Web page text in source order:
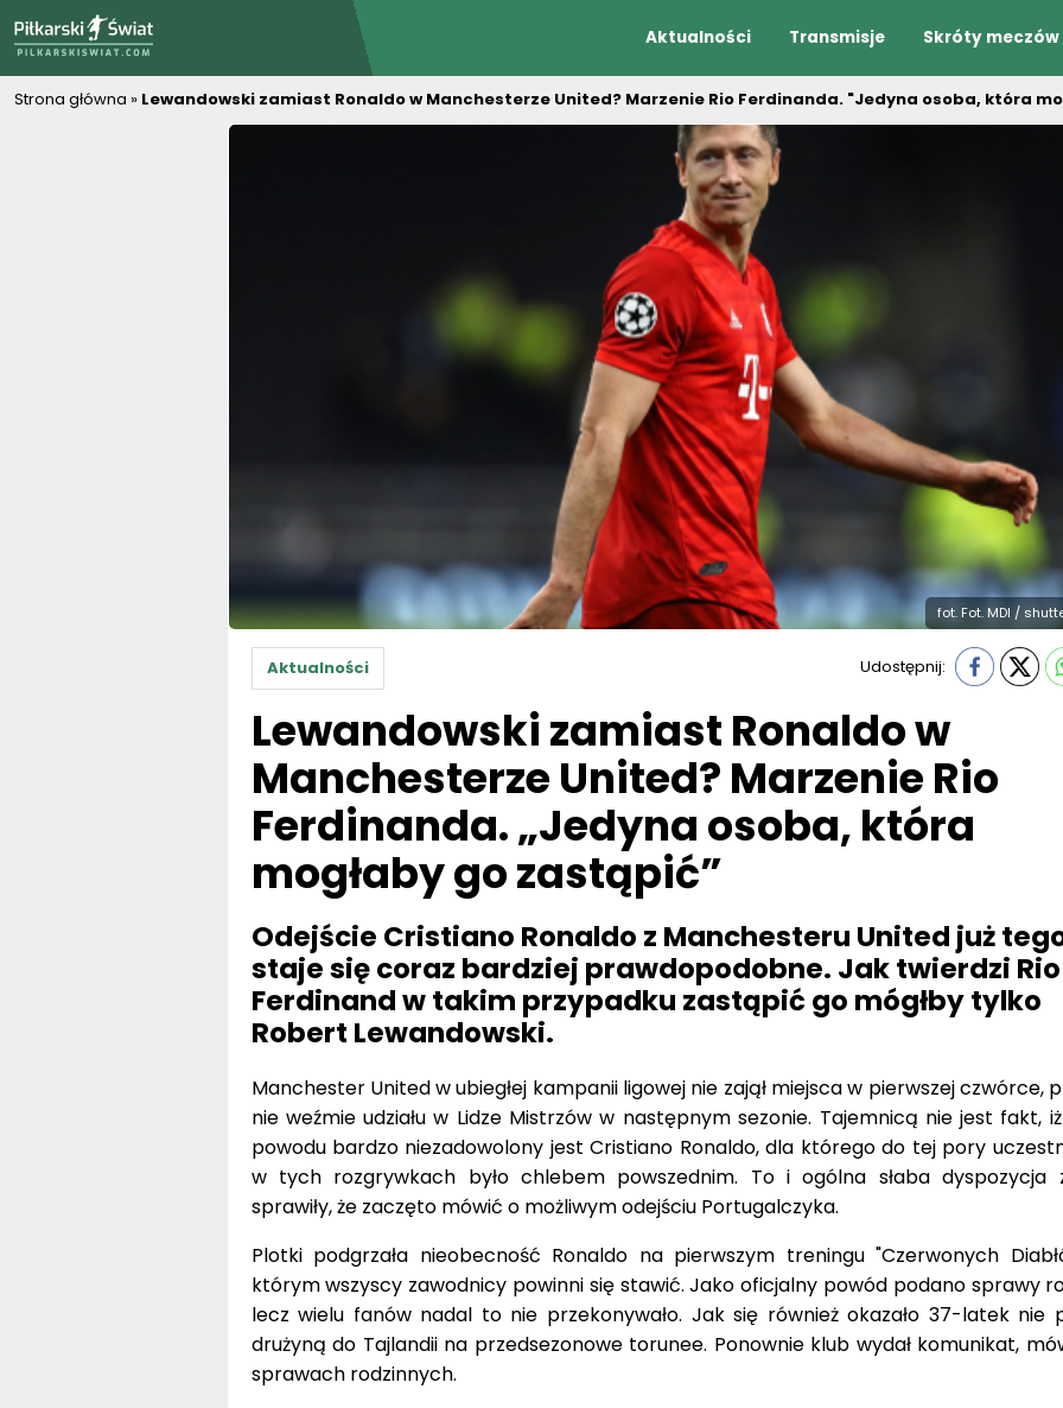
Aktualności Transmisje Skróty meczów
Strona główna » Lewandowski zamiast Ronaldo w Manchesterze United? Marzenie Rio Ferdinanda. "Jedyna osoba, która
fot. Fot. MDI /
Aktualności Udostępnij:
Lewandowski zamiast Ronaldo w
Manchesterze United? Marzenie Rio
Ferdinanda. „Jedyna osoba, która
mogłaby go zastąpić”
Odejście Cristiano Ronaldo z Manchesteru United już
staje się coraz bardziej prawdopodobne. Jak twierdzi Rio
Ferdinand w takim przypadku zastąpić go mógłby tylko
Robert Lewandowski.
Manchester United w ubiegłej kampanii ligowej nie zajął miejsca w pierwszej czwórce,
nie weźmie udziału w Lidze Mistrzów w następnym sezonie. Tajemnicą nie jest fakt,
powodu bardzo niezadowolony jest Cristiano Ronaldo, dla którego do tej pory
w tych rozgrywkach było chlebem powszednim. To i ogólna słaba dyspozycja
sprawiły, że zaczęto mówić o możliwym odejściu Portugalczyka.
Plotki podgrzała nieobecność Ronaldo na pierwszym treningu "Czerwonych
którym wszyscy zawodnicy powinni się stawić. Jako oficjalny powód podano sprawy
lecz wielu fanów nadal to nie przekonywało. Jak się również okazało 37-latek nie
drużyną do Tajlandii na przedsezonowe torunee. Ponownie klub wydał komunikat,
sprawach rodzinnych.